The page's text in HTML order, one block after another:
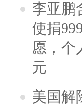
李亚鹏
使捐
愿，个
元
美国解